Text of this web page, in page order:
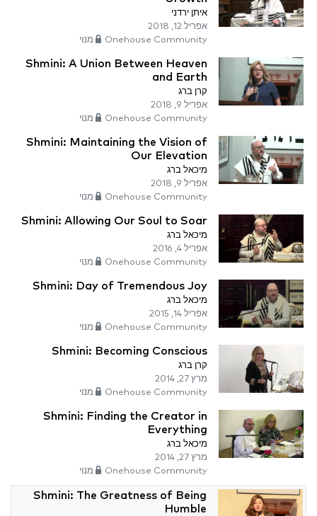
איתן ירדני
אפריל 12, 2018
Onehouse Community מנוי
Shmini: A Union Between Heaven
and Earth
קרן ברג
אפריל 9, 2018
Onehouse Community מנוי
Shmini: Maintaining the Vision of
Our Elevation
מיכאל ברג
אפריל 9, 2018
Onehouse Community מנוי
Shmini: Allowing Our Soul to Soar
מיכאל ברג
אפריל 4, 2016
Onehouse Community מנוי
Shmini: Day of Tremendous Joy
מיכאל ברג
אפריל 14, 2015
Onehouse Community מנוי
Shmini: Becoming Conscious
קרן ברג
מרץ 27, 2014
Onehouse Community מנוי
Shmini: Finding the Creator in
Everything
מיכאל ברג
מרץ 27, 2014
Onehouse Community מנוי
Shmini: The Greatness of Being
Humble